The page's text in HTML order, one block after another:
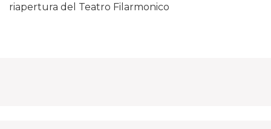
riapertura del Teatro Filarmonico